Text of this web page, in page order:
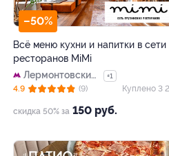
–50%
Всё меню кухни и напитки в сети
ресторанов MiMi
Лермонтовский
проспект
+1
скидка 50% за 150 руб.
4.9 (9) Куплено 3